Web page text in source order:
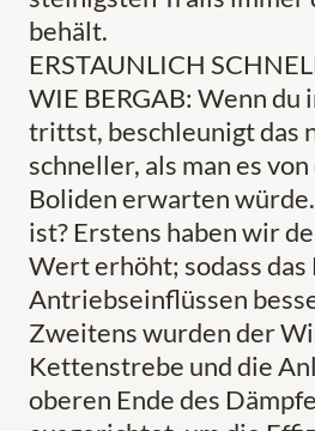
behält.
ERSTAUNLICH
WIE BERGAB: Wenn du
trittst, beschleunigt das
schneller, als man es
Boliden erwarten
ist? Erstens haben wir
Wert erhöht; sodass
Antriebseinflüssen
Zweitens wurden der
Kettenstrebe und die
oberen Ende des